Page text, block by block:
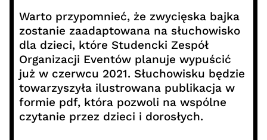
Warto przypomnieć, że zwycięska bajka
zostanie zaadaptowana na słuchowisko
dla dzieci, które Studencki Zespół
Organizacji Eventów planuje wypuścić
już w czerwcu 2021. Słuchowisku będzie
towarzyszyła ilustrowana publikacja w
formie pdf, która pozwoli na wspólne
czytanie przez dzieci i dorosłych.